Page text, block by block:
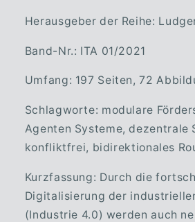
Herausgeber der Reihe:
Band-Nr.: ITA 01/2021
Umfang: 197 Seiten, 72
Schlagworte: modulare
Agenten Systeme, dezentrale
konfliktfrei, bidirektionales
Kurzfassung: Durch die
Digitalisierung der
(Industrie 4.0) werden auch